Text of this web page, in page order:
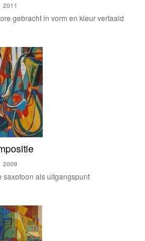
2011
gebracht in vorm en kleur vertaald
2009
saxofoon als uitgangspunt